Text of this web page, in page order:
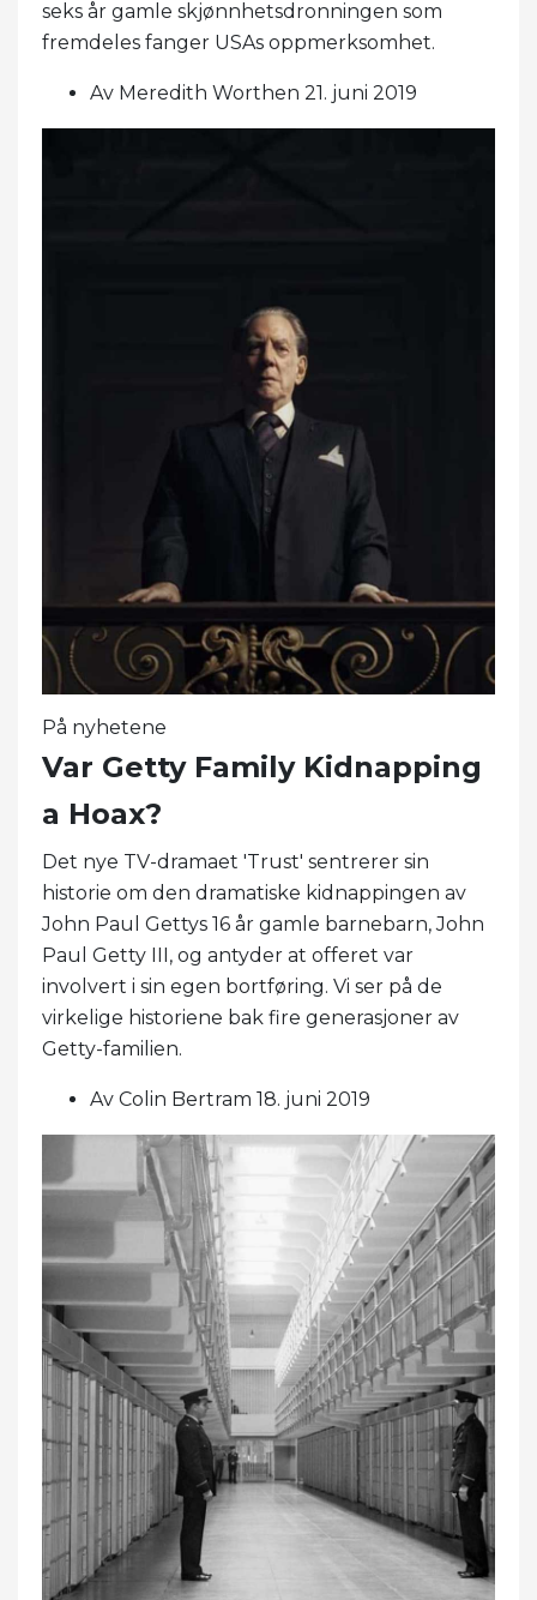
seks år gamle skjønnhetsdronningen som
fremdeles fanger USAs oppmerksomhet.
Av Meredith Worthen 21. juni 2019
På nyhetene
Var Getty Family Kidnapping
a Hoax?
Det nye TV-dramaet 'Trust' sentrerer sin
historie om den dramatiske kidnappingen av
John Paul Gettys 16 år gamle barnebarn, John
Paul Getty III, og antyder at offeret var
involvert i sin egen bortføring. Vi ser på de
virkelige historiene bak fire generasjoner av
Getty-familien.
Av Colin Bertram 18. juni 2019